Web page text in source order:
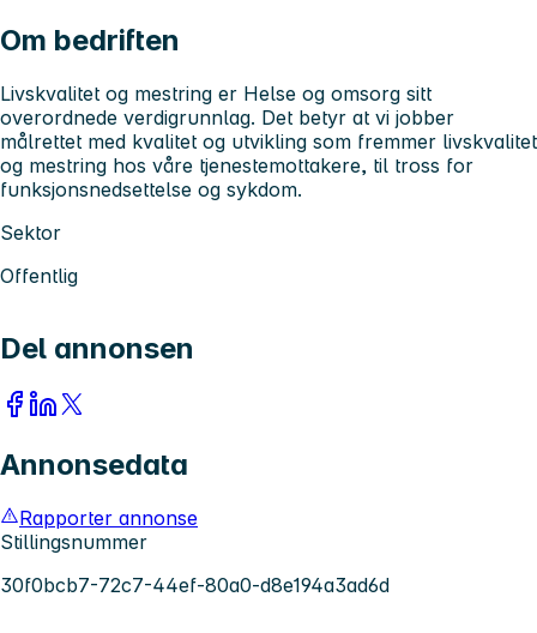
Om bedriften
Livskvalitet og mestring er Helse og omsorg sitt
overordnede verdigrunnlag. Det betyr at vi jobber
målrettet med kvalitet og utvikling som fremmer livskvalitet
og mestring hos våre tjenestemottakere, til tross for
funksjonsnedsettelse og sykdom.
Sektor
Offentlig
Del annonsen
Annonsedata
Rapporter annonse
Stillingsnummer
30f0bcb7-72c7-44ef-80a0-d8e194a3ad6d